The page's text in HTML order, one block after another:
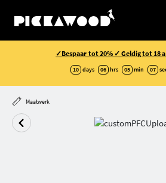
✓Bespaar tot 20% ✓ Geldig tot 18
10 days 06 hrs 05 min 06
Maatwerk